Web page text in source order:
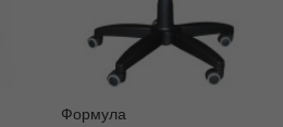
Формула